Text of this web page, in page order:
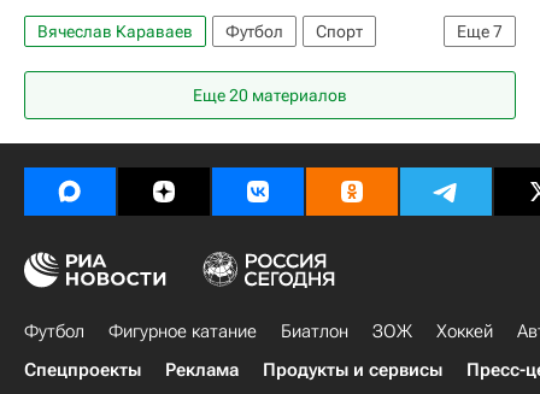
Еще7
Вячеслав Караваев Футбол
Спорт
Краснодар
Михаил Кержаков
Зенит
Краснодар
Сантос
Кубок России по футболу
Еще 20 материалов
Футбол Фигурное катание Биатлон ЗОЖ Хоккей
Спецпроекты
Реклама Продукты и сервисы Пресс-